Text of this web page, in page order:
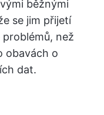
běžnými
se jim přijetí
než
obavách o
dat.